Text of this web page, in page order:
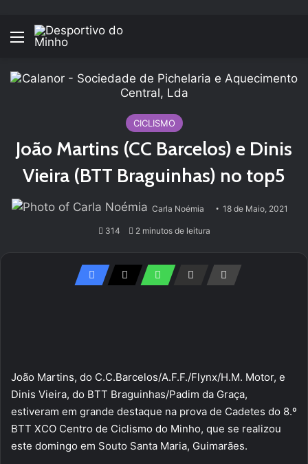
Menu
CICLISMO
João Martins (CC Barcelos) e Dinis
Vieira (BTT Braguinhas) no top5
Carla Noémia 18 de Maio, 2021
314 2 minutos de leitura
João Martins, do C.C.Barcelos/A.F.F./Flynx/H.M. Motor, e
Dinis Vieira, do BTT Braguinhas/Padim da Graça,
estiveram em grande destaque na prova de Cadetes do 8.º
BTT XCO Centro de Ciclismo do Minho, que se realizou
este domingo em Souto Santa Maria, Guimarães.